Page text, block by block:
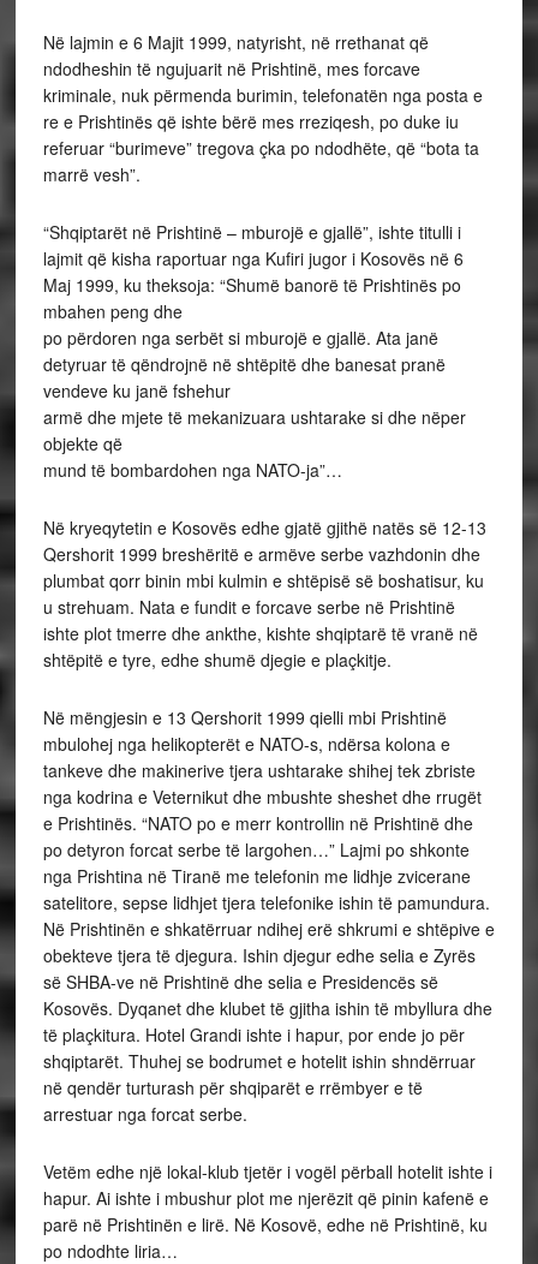
Në lajmin e 6 Majit 1999, natyrisht, në rrethanat që
ndodheshin të ngujuarit në Prishtinë, mes forcave
kriminale, nuk përmenda burimin, telefonatën nga posta e
re e Prishtinës që ishte bërë mes rreziqesh, po duke iu
referuar “burimeve” tregova çka po ndodhëte, që “bota ta
marrë vesh”.
“Shqiptarët në Prishtinë – mburojë e gjallë”, ishte titulli i
lajmit që kisha raportuar nga Kufiri jugor i Kosovës në 6
Maj 1999, ku theksoja: “Shumë banorë të Prishtinës po
mbahen peng dhe
po përdoren nga serbët si mburojë e gjallë. Ata janë
detyruar të qëndrojnë në shtëpitë dhe banesat pranë
vendeve ku janë fshehur
armë dhe mjete të mekanizuara ushtarake si dhe nëper
objekte që
mund të bombardohen nga NATO-ja”…
Në kryeqytetin e Kosovës edhe gjatë gjithë natës së 12-13
Qershorit 1999 breshëritë e armëve serbe vazhdonin dhe
plumbat qorr binin mbi kulmin e shtëpisë së boshatisur, ku
u strehuam. Nata e fundit e forcave serbe në Prishtinë
ishte plot tmerre dhe ankthe, kishte shqiptarë të vranë në
shtëpitë e tyre, edhe shumë djegie e plaçkitje.
Në mëngjesin e 13 Qershorit 1999 qielli mbi Prishtinë
mbulohej nga helikopterët e NATO-s, ndërsa kolona e
tankeve dhe makinerive tjera ushtarake shihej tek zbriste
nga kodrina e Veternikut dhe mbushte sheshet dhe rrugët
e Prishtinës. “NATO po e merr kontrollin në Prishtinë dhe
po detyron forcat serbe të largohen…” Lajmi po shkonte
nga Prishtina në Tiranë me telefonin me lidhje zvicerane
satelitore, sepse lidhjet tjera telefonike ishin të pamundura.
Në Prishtinën e shkatërruar ndihej erë shkrumi e shtëpive e
obekteve tjera të djegura. Ishin djegur edhe selia e Zyrës
së SHBA-ve në Prishtinë dhe selia e Presidencës së
Kosovës. Dyqanet dhe klubet të gjitha ishin të mbyllura dhe
të plaçkitura. Hotel Grandi ishte i hapur, por ende jo për
shqiptarët. Thuhej se bodrumet e hotelit ishin shndërruar
në qendër turturash për shqiparët e rrëmbyer e të
arrestuar nga forcat serbe.
Vetëm edhe një lokal-klub tjetër i vogël përball hotelit ishte i
hapur. Ai ishte i mbushur plot me njerëzit që pinin kafenë e
parë në Prishtinën e lirë. Në Kosovë, edhe në Prishtinë, ku
po ndodhte liria…